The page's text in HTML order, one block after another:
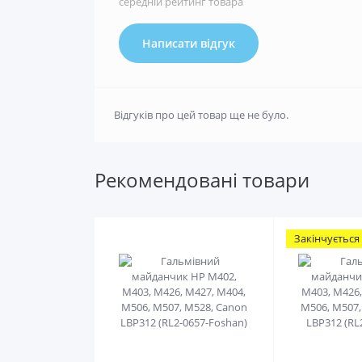
Написати відгук
Відгуків про цей товар ще не було.
Рекомендовані товари
Закінчується